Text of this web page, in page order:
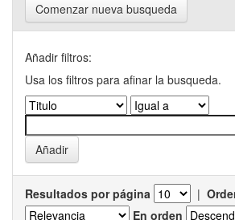
Comenzar nueva busqueda
Añadir filtros:
Usa los filtros para afinar la busqueda.
Resultados por página |
En orden